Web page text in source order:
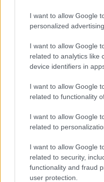
I want to allow Google
personalized advertising.
I want to allow Google
related to analytics like
device identifiers in
I want to allow Google
related to functionality
I want to allow Google
related to
I want to allow Google
related to security,
functionality and fraud
user protection.